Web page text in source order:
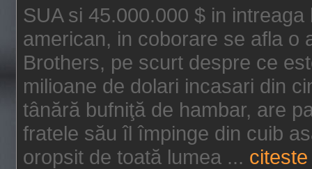
SUA si 45.000.000 $ in
american, in coborare se afla o
Brothers, pe scurt despre ce
milioane de dolari incasari din
tânără bufniţă de hambar, are
fratele său îl împinge din cuib
oropsit de toată lumea ...